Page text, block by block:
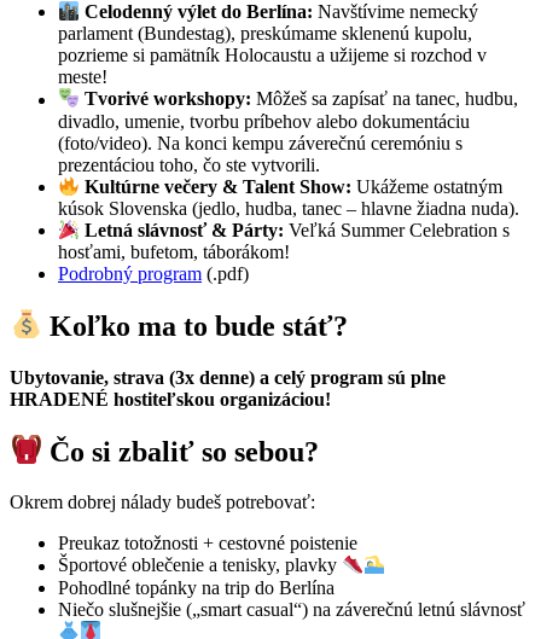
Celodenný výlet do Berlína: Navštívime nemecký
parlament (Bundestag), preskúmame sklenenú kupolu,
pozrieme si pamätník Holocaustu a užijeme si rozchod v
meste!
Tvorivé workshopy: Môžeš sa zapísať na tanec, hudbu,
divadlo, umenie, tvorbu príbehov alebo dokumentáciu
(foto/video). Na konci kempu záverečnú ceremóniu s
prezentáciou toho, čo ste vytvorili.
Kultúrne večery & Talent Show: Ukážeme ostatným
kúsok Slovenska (jedlo, hudba, tanec – hlavne žiadna nuda).
Letná slávnosť & Párty: Veľká Summer Celebration s
hosťami, bufetom, táborákom!
Podrobný program (.pdf)
Koľko ma to bude stáť?
Ubytovanie, strava (3x denne) a celý program sú plne
HRADENÉ hostiteľskou organizáciou!
Čo si zbaliť so sebou?
Okrem dobrej nálady budeš potrebovať:
Preukaz totožnosti + cestovné poistenie
Športové oblečenie a tenisky, plavky
Pohodlné topánky na trip do Berlína
Niečo slušnejšie („smart casual“) na záverečnú letnú slávnosť